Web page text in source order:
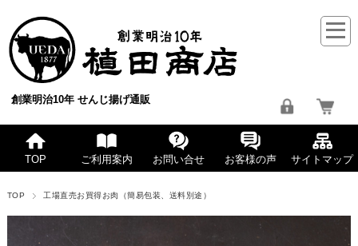
創業明治10年 せんじ揚げ通販
TOP ご利用案内 お問い合せ お客様の声 サイトマップ
TOP 工場直売お買得お肉（簡易包装、送料別途）